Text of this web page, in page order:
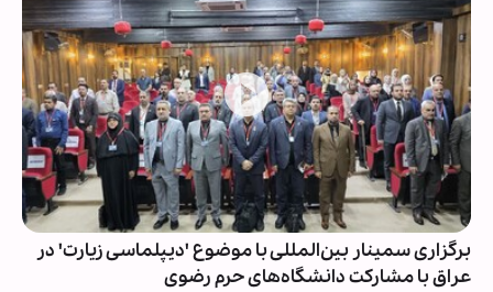
برگزاری سمینار بین‌المللی با موضوع 'دیپلماسی زیارت' در
عراق با مشارکت دانشگاه‌های حرم رضوی